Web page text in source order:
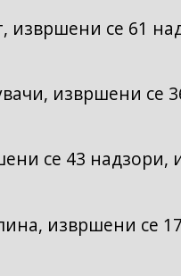
извршени се 61
извршени се
се 43 надзори,
извршени се